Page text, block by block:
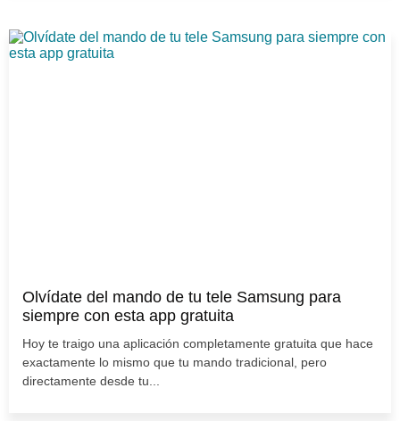
Olvídate del mando de tu tele Samsung para
siempre con esta app gratuita
Hoy te traigo una aplicación completamente gratuita que hace
exactamente lo mismo que tu mando tradicional, pero
directamente desde tu...